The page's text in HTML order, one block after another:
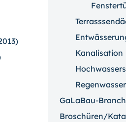
Kanalisation
GaLaBau-
Broschüren/